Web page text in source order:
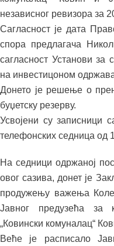
независног ревизора за
Сагласност је дата
спора предлагача
сагласност Установи за
на инвестицоном
Донето је решење о
буџетску резерву.
Усвојени су записници
телефонских седница од
На седници одржаној
овог сазива, донет је
продужењу важења
Јавног предузећа за
„Ковински комуналац“
Веће је расписало